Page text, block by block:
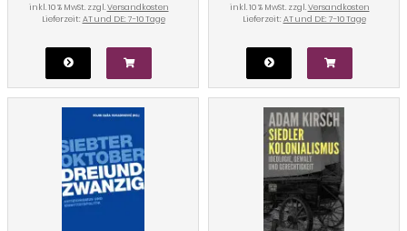
inkl. 10 % MwSt. zzgl.Versandkosten
Lieferzeit: AT und DE: 7-10 Tage
inkl. 10 % MwSt. zzgl.Versandkosten
Lieferzeit: AT und DE: 7-10 Tage